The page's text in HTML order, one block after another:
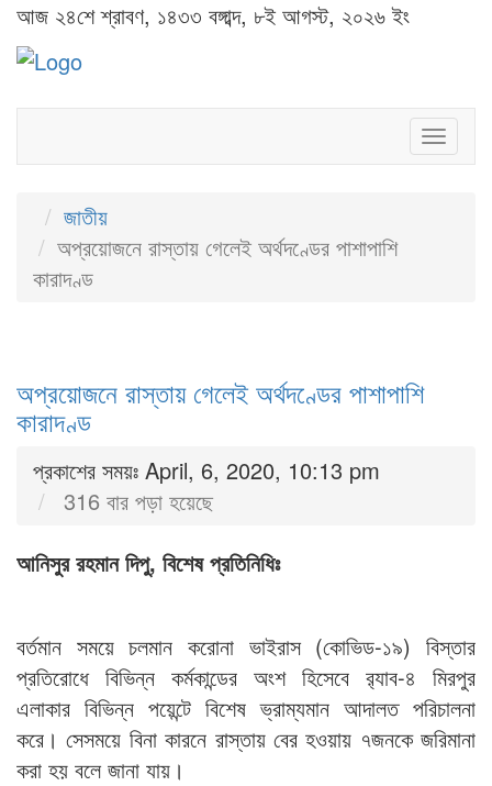
আজ ২৪শে শ্রাবণ, ১৪৩৩ বঙ্গাব্দ, ৮ই আগস্ট, ২০২৬ ইং
জাতীয়
অপ্রয়োজনে রাস্তায় গেলেই অর্থদণ্ডের পাশাপাশি
কারাদণ্ড
অপ্রয়োজনে রাস্তায় গেলেই অর্থদণ্ডের পাশাপাশি
কারাদণ্ড
প্রকাশের সময়ঃ April, 6, 2020, 10:13 pm
316 বার পড়া হয়েছে
আনিসুর রহমান দিপু, বিশেষ প্রতিনিধিঃ
বর্তমান সময়ে চলমান করোনা ভাইরাস (কোভিড-১৯) বিস্তার
প্রতিরোধে বিভিন্ন কর্মকান্ডের অংশ হিসেবে র‌্যাব-৪ মিরপুর
এলাকার বিভিন্ন পয়েন্টে বিশেষ ভ্রাম্যমান আদালত পরিচালনা
করে। সেসময়ে বিনা কারনে রাস্তায় বের হওয়ায় ৭জনকে জরিমানা
করা হয় বলে জানা যায়।